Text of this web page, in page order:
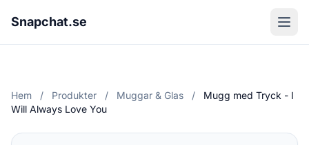
Snapchat.se
Hem / Produkter / Muggar & Glas /
Mugg med Tryck - I
Will Always Love You